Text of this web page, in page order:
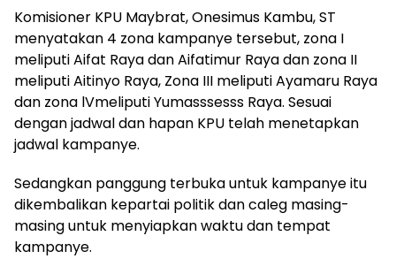
Komisioner KPU Maybrat, Onesimus Kambu, ST
menyatakan 4 zona kampanye tersebut, zona I
meliputi Aifat Raya dan Aifatimur Raya dan zona II
meliputi Aitinyo Raya, Zona III meliputi Ayamaru Raya
dan zona lVmeliputi Yumasssesss Raya. Sesuai
dengan jadwal dan hapan KPU telah menetapkan
jadwal kampanye.
Sedangkan panggung terbuka untuk kampanye itu
dikembalikan kepartai politik dan caleg masing-
masing untuk menyiapkan waktu dan tempat
kampanye.